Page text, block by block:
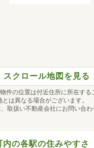
スクロール地図を見る
件の位置は付近住所に所在する
は異なる場合がございます。
取扱い不動産会社にお問い合わ
の各駅の住みやすさ